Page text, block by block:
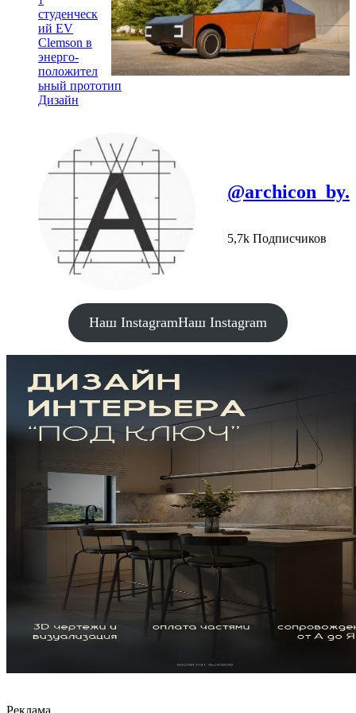
студенческ
ий EV
Clemson в
энерго-
положител
ьный прототип
Дизайн
@archicon_by.
5,7k Подписчиков
Наш InstagramНаш Instagram